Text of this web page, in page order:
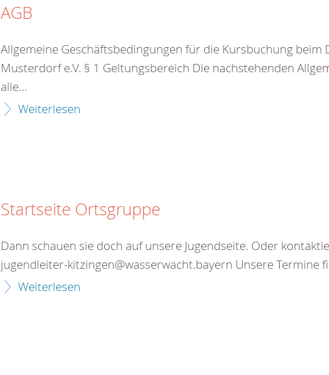
AGB
Allgemeine Geschäftsbedingungen für die Kursbuchung beim
Musterdorf e.V. § 1 Geltungsbereich Die nachstehenden
alle...
Weiterlesen
Startseite Ortsgruppe
Dann schauen sie doch auf unsere Jugendseite. Oder
jugendleiter-kitzingen@wasserwacht.bayern Unsere Termine
Weiterlesen